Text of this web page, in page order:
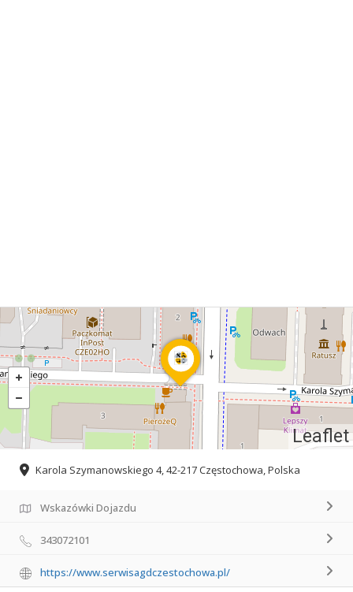
Leaflet
Karola Szymanowskiego 4, 42-217 Częstochowa, Polska
Wskazówki Dojazdu
343072101
https://www.serwisagdczestochowa.pl/